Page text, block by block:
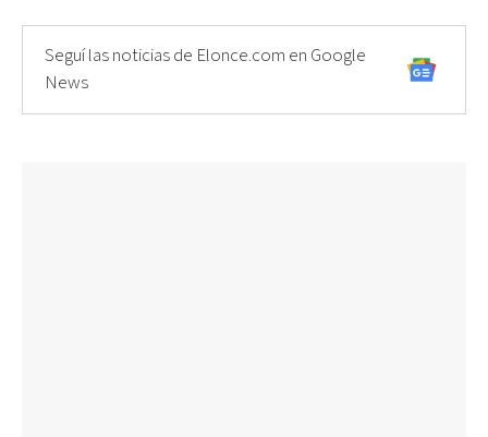
Seguí las noticias de Elonce.com en Google
News